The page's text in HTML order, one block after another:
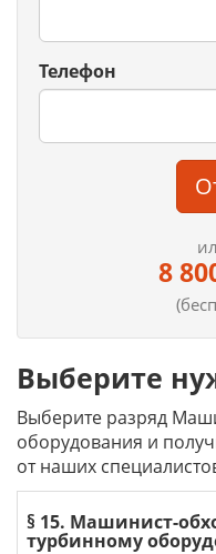
Телефон
8
Выберите
Выберите разряд
оборудования и
от наших
§ 15. Машинист-
турбинному